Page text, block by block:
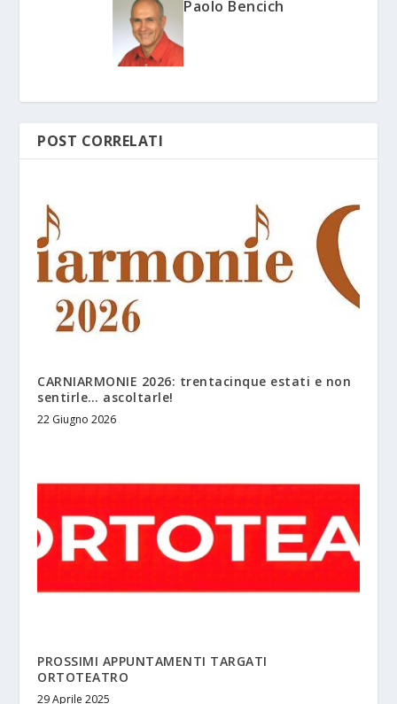
Paolo Bencich
POST CORRELATI
CARNIARMONIE 2026: trentacinque estati e non
sentirle… ascoltarle!
22 Giugno 2026
PROSSIMI APPUNTAMENTI TARGATI
ORTOTEATRO
29 Aprile 2025